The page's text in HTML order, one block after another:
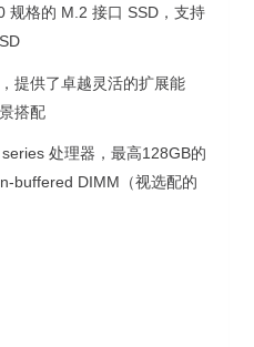
规格的 M.2 接口 SSD，支持
提供了卓越灵活的扩展能
搭配
处理器，最高128GB的
buffered DIMM（视选配的